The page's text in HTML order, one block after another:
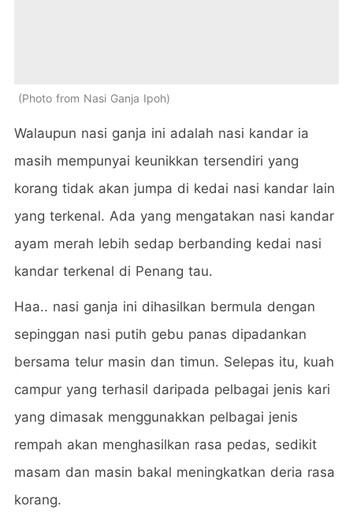
Photo from Nasi Ganja Ipoh
Walaupun nasi ganja ini adalah nasi kandar ia
masih mempunyai keunikkan tersendiri yang
korang tidak akan jumpa di kedai nasi kandar lain
yang terkenal. Ada yang mengatakan nasi kandar
ayam merah lebih sedap berbanding kedai nasi
kandar terkenal di Penang tau.
Haa.. nasi ganja ini dihasilkan bermula dengan
sepinggan nasi putih gebu panas dipadankan
bersama telur masin dan timun. Selepas itu, kuah
campur yang terhasil daripada pelbagai jenis kari
yang dimasak menggunakkan pelbagai jenis
rempah akan menghasilkan rasa pedas, sedikit
masam dan masin bakal meningkatkan deria rasa
korang.